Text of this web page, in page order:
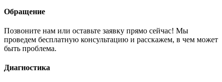
Обращение
Позвоните нам или оставьте заявку прямо сейчас! Мы
проведем бесплатную консультацию и расскажем, в чем может
быть проблема.
Диагностика